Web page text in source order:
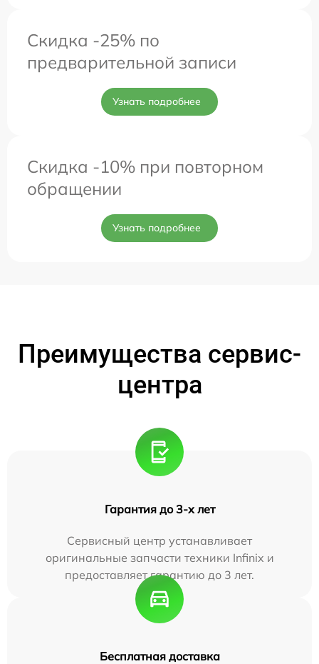
Скидка -25% по
предварительной записи
Узнать подробнее
Скидка -10% при повторном
обращении
Узнать подробнее
Преимущества сервис-
центра
Гарантия до 3-х лет
Сервисный центр устанавливает
оригинальные запчасти техники Infinix и
предоставляет гарантию до 3 лет.
Бесплатная доставка